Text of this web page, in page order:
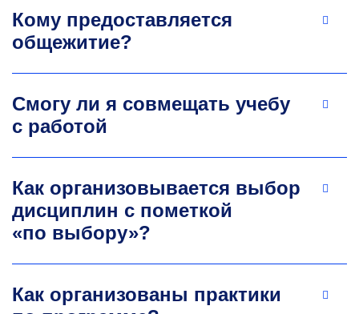
Кому предоставляется
общежитие?
Смогу ли я совмещать учебу
с работой
Как организовывается выбор
дисциплин с пометкой
«по выбору»?
Как организованы практики